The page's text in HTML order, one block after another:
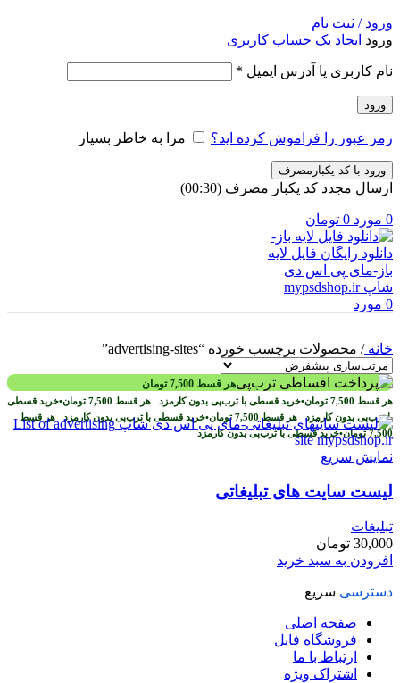
ورود / ثبت نام
ورود ایجاد یک حساب کاربری
نام کاربری یا آدرس ایمیل *
ورود
رمز عبور را فراموش کرده اید؟ مرا به خاطر بسپار
ورود با کد یکبارمصرف
ارسال مجدد کد یکبار مصرف (00:
30
)
0 مورد 0 تومان
0 مورد
خانه/ محصولات برچسب خورده “advertising-sites”
هر قسط 7,500 تومان
هر قسط 7,500 تومان•خرید قسطی با ترب‌پی بدون کارمزد هر قسط 7,500 تومان•خرید قسطی
با ترب‌پی بدون کارمزد هر قسط 7,500 تومان•خرید قسطی با ترب‌پی بدون کارمزد هر قسط
7,500 تومان•خرید قسطی با ترب‌پی بدون کارمزد
نمایش سریع
لیست سایت های تبلیغاتی
تبلیغات
30,000 تومان
افزودن به سبد خرید
دسترسی سریع
صفحه اصلی
فروشگاه فایل
ارتباط با ما
اشتراک ویژه